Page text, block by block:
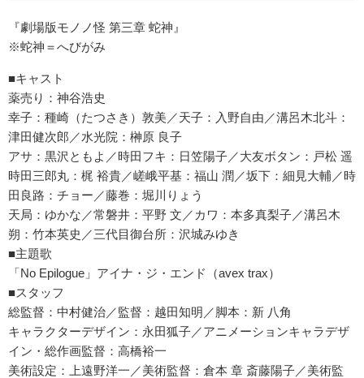
『劇場版モノノ怪 第三章 蛇神』
※蛇神＝へびがみ
■キャスト
薬売り：神谷浩史
幸子：種崎（たつさき）敦美／天子：入野自由／溝呂木北斗：
津田健次郎／水光院：榊原 良子
アサ：黒沢ともよ／時田フキ：日笠陽子／大友ボタン：戸松 遥
時田三郎丸：梶 裕貴／嵯峨平基：福山 潤／坂下：細見大輔／時
田良路：チョー／藤巻：堀川りょう
天局：ゆかな／常磐井：平野 文／カワ：本多真梨子／溝呂木
朔：竹本英史／三代目御台所：沢城みゆき
■主題歌
「No Epilogue」アイナ・ジ・エンド（avex trax）
■スタッフ
総監督：中村健治／監督：越田知明／脚本：新 八角
キャラクターデザイン：永田狐子／アニメーションキャラデザ
イン・総作画監督：高橋裕一
美術設定：上遠野洋一／美術監督：倉本 章 斎藤陽子／美術監